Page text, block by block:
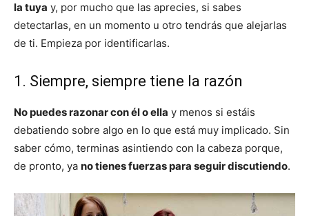
la tuya y, por mucho que las aprecies, si sabes
detectarlas, en un momento u otro tendrás que alejarlas
de ti. Empieza por identificarlas.
1. Siempre, siempre tiene la razón
No puedes razonar con él o ella y menos si estáis
debatiendo sobre algo en lo que está muy implicado. Sin
saber cómo, terminas asintiendo con la cabeza porque,
de pronto, ya no tienes fuerzas para seguir discutiendo.